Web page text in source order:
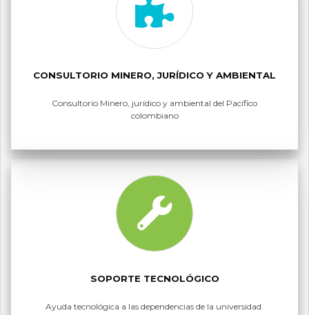
CONSULTORIO MINERO, JURÍDICO Y AMBIENTAL
Consultorio Minero, jurídico y ambiental del Pacífico
colombiano
SOPORTE TECNOLÓGICO
Ayuda tecnológica a las dependencias de la universidad.